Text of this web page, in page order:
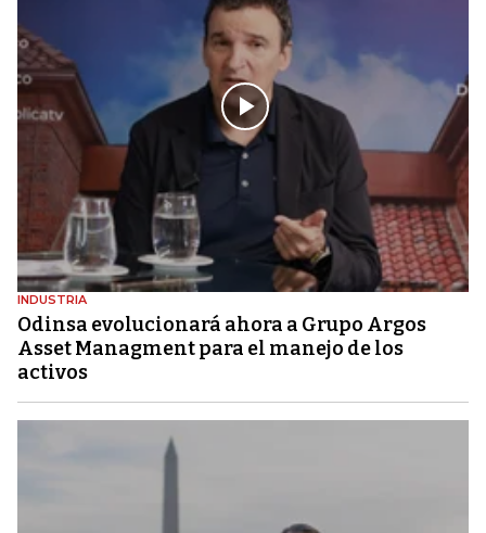
INDUSTRIA
Odinsa evolucionará ahora a Grupo Argos
Asset Managment para el manejo de los
activos